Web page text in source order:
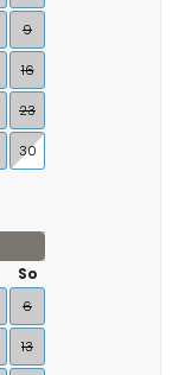
9
16
23
30
So
6
13